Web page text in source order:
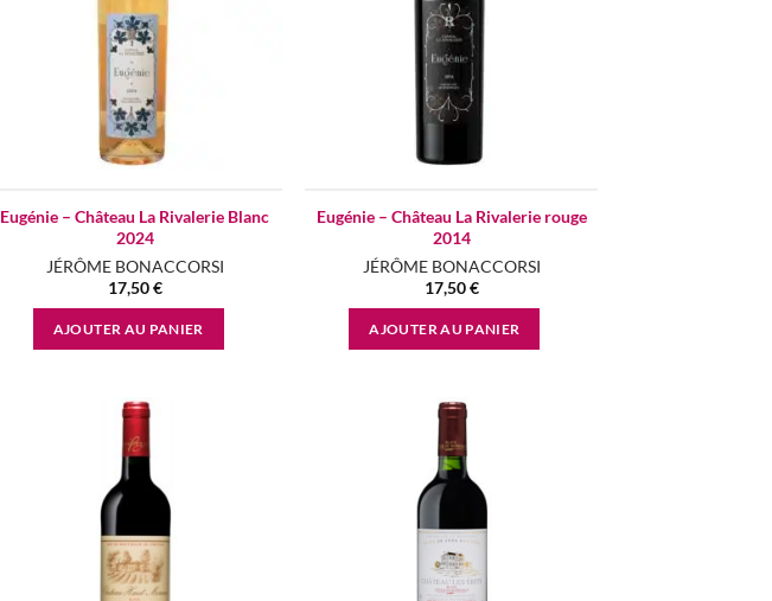
Eugénie – Château La Rivalerie Blanc
2024
JÉRÔME BONACCORSI
17,50€
AJOUTER AU PANIER
Eugénie – Château La Rivalerie rouge
2014
JÉRÔME BONACCORSI
17,50€
AJOUTER AU PANIER